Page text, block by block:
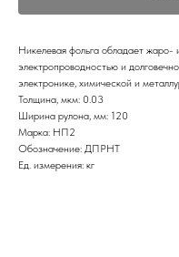
Никелевая фольга обладает
электропроводностью и
электронике, химической и
Толщина, мкм: 0.03
Ширина рулона, мм: 120
Марка: НП2
Обозначение: ДПРНТ
Ед. измерения: кг